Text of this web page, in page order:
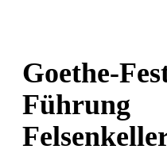
Goethe-
Führung